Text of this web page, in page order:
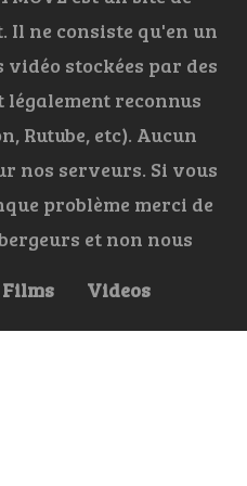
ne consiste qu'en un
stockées par des
légalement reconnus
Rutube, etc). Aucun
nos serveurs. Si vous
problème merci de
et non nous
Films Videos